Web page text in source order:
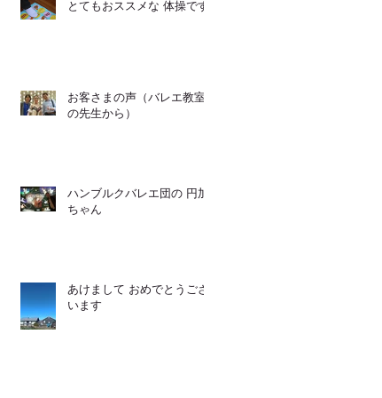
とてもおススメな 体操です
お客さまの声（バレエ教室
の先生から）
ハンブルクバレエ団の 円加
ちゃん
あけまして おめでとうござ
います